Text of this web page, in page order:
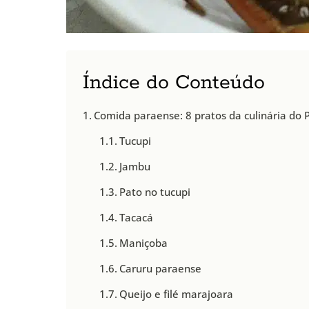
Índice do Conteúdo
Comida paraense: 8 pratos da culinária do
Tucupi
Jambu
Pato no tucupi
Tacacá
Maniçoba
Caruru paraense
Queijo e filé marajoara